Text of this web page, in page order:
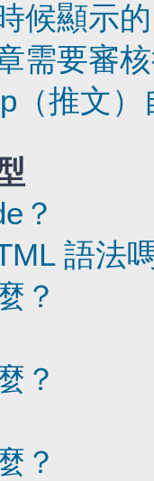
候顯示
需要審
（推文
？
語法
？
？
？